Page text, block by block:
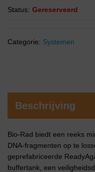
Status: Gereserveerd
Categorie: Systemen
Beschrijving
Bio-Rad biedt een reeks
DNA-fragmenten op te
geprefabriceerde
buffertank, een